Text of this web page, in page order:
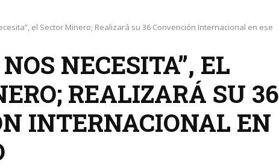
el Sector Minero; Realizará su 36 Convención Internacional en ese
NECESITA”, EL
REALIZARÁ SU 36
INTERNACIONAL EN